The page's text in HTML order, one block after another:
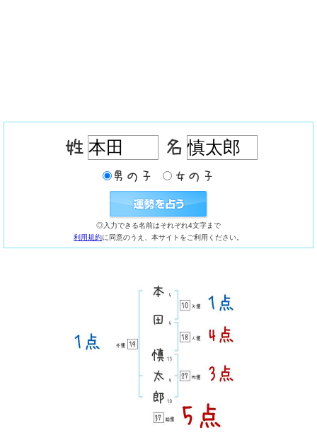
◎入力できる名前はそれぞれ4文字まで
利用規約に同意のうえ、本サイトをご利用ください。